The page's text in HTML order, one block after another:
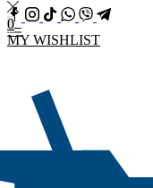
0
MY WISHLIST